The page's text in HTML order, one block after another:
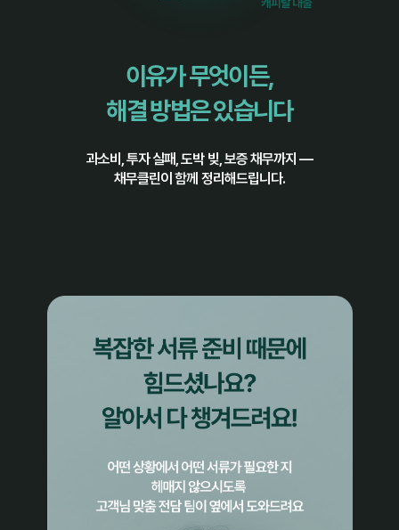
이유가 무엇이든,
해결 방법은 있습니다
과소비, 투자 실패, 도박 빚, 보증 채무까지 —
채무클린이 함께 정리해드립니다.